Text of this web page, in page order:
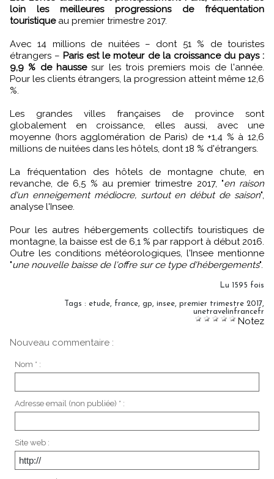
loin les meilleures progressions de fréquentation
touristiqueau premier trimestre 2017.
Avec 14 millions de nuitées – dont 51 % de touristes
étrangers – Paris est le moteur de la croissance du pays :
9,9 % de haussesur les trois premiers mois de l'année.
Pour les clients étrangers, la progression atteint même 12,6
%.
Les grandes villes françaises de province sont
globalement en croissance, elles aussi, avec une
moyenne (hors agglomération de Paris) de +1,4 % à 12,6
millions de nuitées dans les hôtels, dont 18 % d'étrangers.
La fréquentation des hôtels de montagne chute, en
revanche, de 6,5 % au premier trimestre 2017, "en raison
d'un enneigement médiocre, surtout en début de saison",
analyse l'Insee.
Pour les autres hébergements collectifs touristiques de
montagne, la baisse est de 6,1 % par rapport à début 2016.
Outre les conditions météorologiques, l'Insee mentionne
"une nouvelle baisse de l'offre sur ce type d'hébergements".
Lu 1595 fois
Tags : etude, france, gp, insee, premier trimestre 2017,
unetravelinfrancefr
Notez
Nouveau commentaire :
Nom * :
Adresse email (non publiée) * :
Site web :